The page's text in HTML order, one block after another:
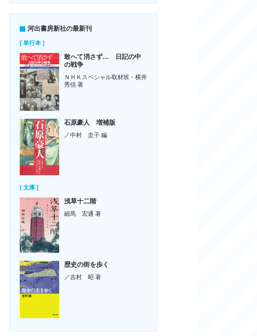
河出書房新社の最新刊
[ 単行本 ]
敢へて消さず… 日記の中
の戦争
ＮＨＫスペシャル取材班・横井
秀信 著
石原豪人 増補版
／中村 圭子 編
[ 文庫 ]
浅草十二階
細馬 宏通 著
歴史の街を歩く
／吉村 昭 著